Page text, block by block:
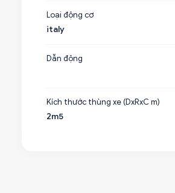
Loại động cơ
italy
Dẫn động
Kích thước thùng xe (DxRxC m)
2m5